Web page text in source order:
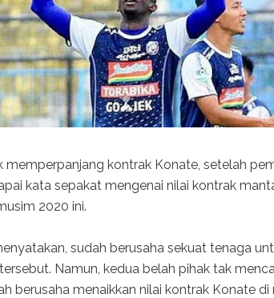
memperpanjang kontrak Konate, setelah
kata sepakat mengenai nilai kontrak
2020 ini.
sudah berusaha sekuat tenaga
Namun, kedua belah pihak tak
berusaha menaikkan nilai kontrak Konate di